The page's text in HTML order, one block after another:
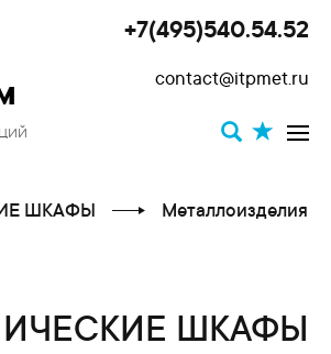
+7(495)540.54.52
contact@itpmet.ru
ШКАФЫ
Металлоизделия
ШКАФЫ